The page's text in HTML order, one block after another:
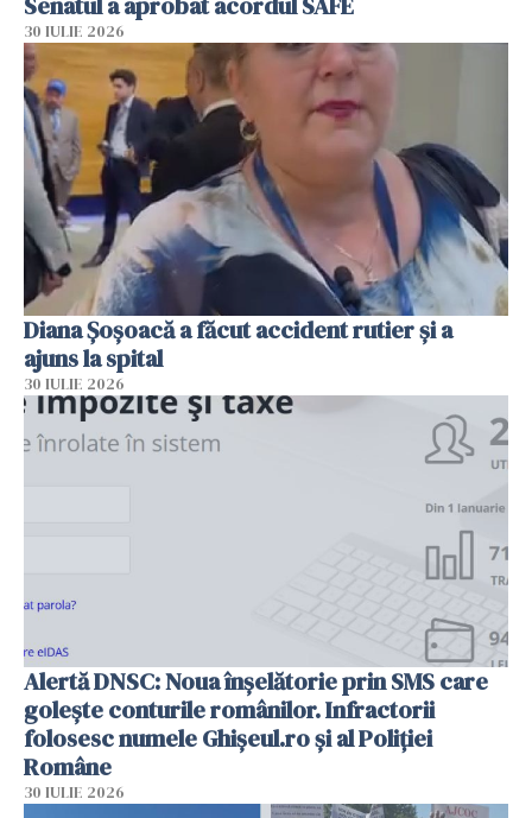
30 IULIE 2026
Diana Șoșoacă a făcut accident rutier și a
ajuns la spital
30 IULIE 2026
Alertă DNSC: Noua înșelătorie prin SMS care
golește conturile românilor. Infractorii
folosesc numele Ghișeul.ro și al Poliției
Române
30 IULIE 2026